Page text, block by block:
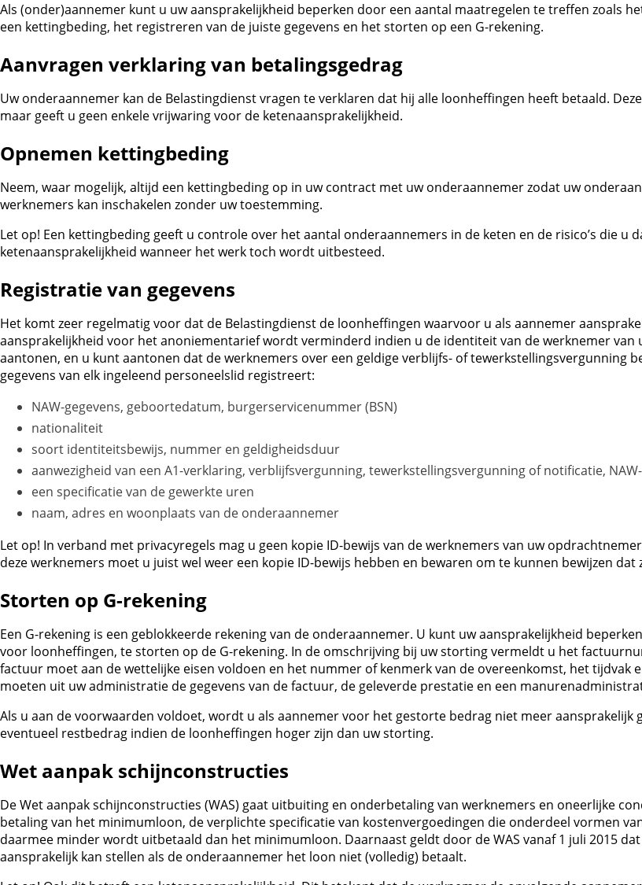
Als (onder)aannemer kunt u uw aansprakelijkheid beperken door een aantal maatregelen te treffen zoals
een kettingbeding, het registreren van de juiste gegevens en het storten op een G-rekening.
Aanvragen verklaring van betalingsgedrag
Uw onderaannemer kan de Belastingdienst vragen te verklaren dat hij alle loonheffingen heeft betaald.
maar geeft u geen enkele vrijwaring voor de ketenaansprakelijkheid.
Opnemen kettingbeding
Neem, waar mogelijk, altijd een kettingbeding op in uw contract met uw onderaannemer zodat uw
werknemers kan inschakelen zonder uw toestemming.
Let op! Een kettingbeding geeft u controle over het aantal onderaannemers in de keten en de risico’s die u
ketenaansprakelijkheid wanneer het werk toch wordt uitbesteed.
Registratie van gegevens
Het komt zeer regelmatig voor dat de Belastingdienst de loonheffingen waarvoor u als aannemer
aansprakelijkheid voor het anoniementarief wordt verminderd indien u de identiteit van de werknemer
aantonen, en u kunt aantonen dat de werknemers over een geldige verblijfs- of tewerkstellingsvergunning
gegevens van elk ingeleend personeelslid registreert:
NAW-gegevens, geboortedatum, burgerservicenummer (BSN)
nationaliteit
soort identiteitsbewijs, nummer en geldigheidsduur
aanwezigheid van een A1-verklaring, verblijfsvergunning, tewerkstellingsvergunning of notificatie,
een specificatie van de gewerkte uren
naam, adres en woonplaats van de onderaannemer
Let op! In verband met privacyregels mag u geen kopie ID-bewijs van de werknemers van uw
deze werknemers moet u juist wel weer een kopie ID-bewijs hebben en bewaren om te kunnen bewijzen dat
Storten op G-rekening
Een G-rekening is een geblokkeerde rekening van de onderaannemer. U kunt uw aansprakelijkheid
voor loonheffingen, te storten op de G-rekening. In de omschrijving bij uw storting vermeldt u het
factuur moet aan de wettelijke eisen voldoen en het nummer of kenmerk van de overeenkomst, het
moeten uit uw administratie de gegevens van de factuur, de geleverde prestatie en een
Als u aan de voorwaarden voldoet, wordt u als aannemer voor het gestorte bedrag niet meer
eventueel restbedrag indien de loonheffingen hoger zijn dan uw storting.
Wet aanpak schijnconstructies
De Wet aanpak schijnconstructies (WAS) gaat uitbuiting en onderbetaling van werknemers en oneerlijke
betaling van het minimumloon, de verplichte specificatie van kostenvergoedingen die onderdeel vormen
daarmee minder wordt uitbetaald dan het minimumloon. Daarnaast geldt door de WAS vanaf 1 juli 2015
aansprakelijk kan stellen als de onderaannemer het loon niet (volledig) betaalt.